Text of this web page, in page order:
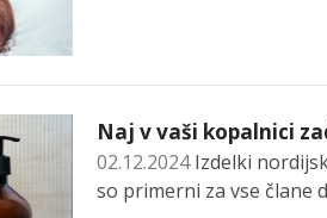
Naj v vaši kopalnici
02.12.2024Izdelki
so primerni za vse člane